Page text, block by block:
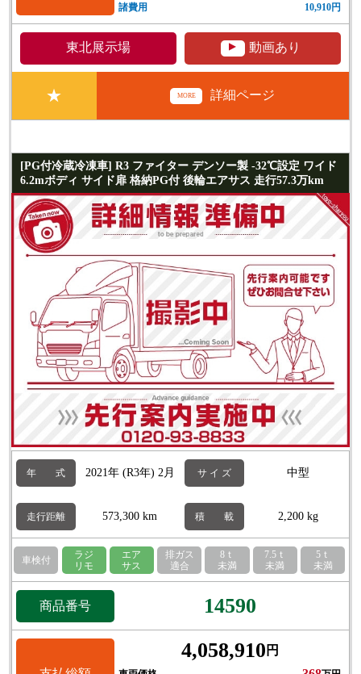
諸費用
10,910円
東北展示場 ▲ 動画あり
★ MORE 詳細ページ
[PG付冷蔵冷凍車] R3 ファイター デンソー製 -32℃設定 ワイド
6.2mボディ サイド扉 格納PG付 後輪エアサス 走行57.3万km
年 式 2021年 (R3年) 2月 サ イ ズ 中型
走行距離 573,300 km 積 載 2,200 kg
車検付
ラジ
リモ
エア
サス
排ガス
適合
8ｔ
未満
7.5ｔ
未満
5ｔ
未満
商品番号 14590
4,058,910 円